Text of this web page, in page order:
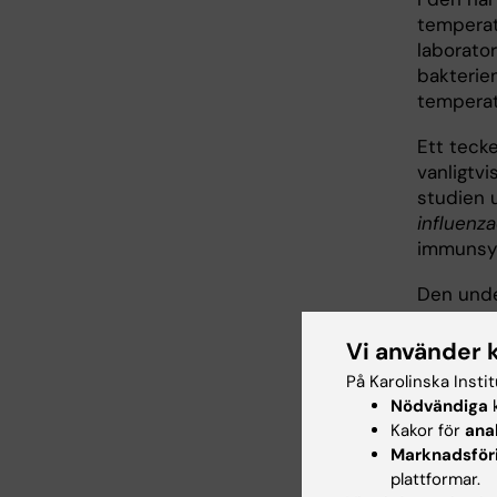
Ett
studien
Den
RNA-
kodande
till att
bidrar
Vi använder
På Karolinska
Nödvändiga
Kakor för
plattformar.